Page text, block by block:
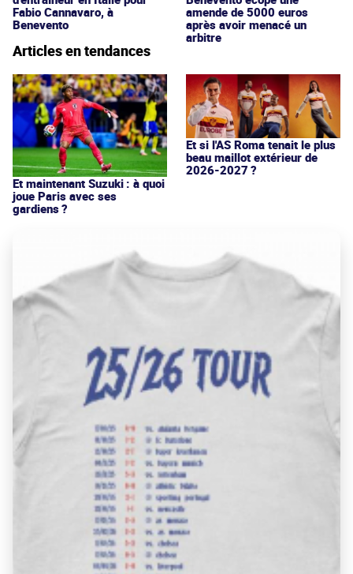
Fabio Cannavaro, à
Benevento
amende de 5000 euros
après avoir menacé un
arbitre
Articles en tendances
Et maintenant Suzuki : à quoi
joue Paris avec ses
gardiens ?
Et si l'AS Roma tenait le plus
beau maillot extérieur de
2026-2027 ?